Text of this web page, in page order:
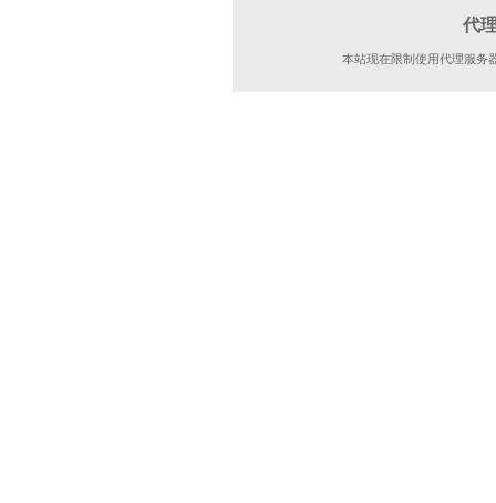
代
本站现在限制使用代理服务